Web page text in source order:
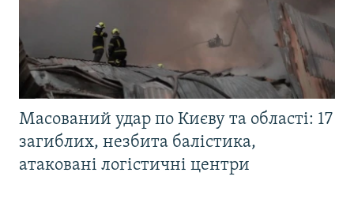
Масований удар по Києву та області: 17
загиблих, незбита балістика,
атаковані логістичні центри